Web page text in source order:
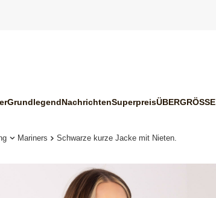
GrundlegendNachrichtenSuperpreisÜBERGRÖSSE
Mariners Schwarze kurze Jacke mit Nieten.